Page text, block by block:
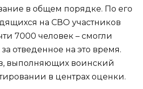
в общем порядке. По его
на СВО участников
7000 человек – смогли
отведенное на это время.
выполняющих воинский
в центрах оценки.